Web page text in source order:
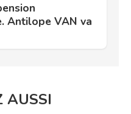
Antilope VAN va
AUSSI